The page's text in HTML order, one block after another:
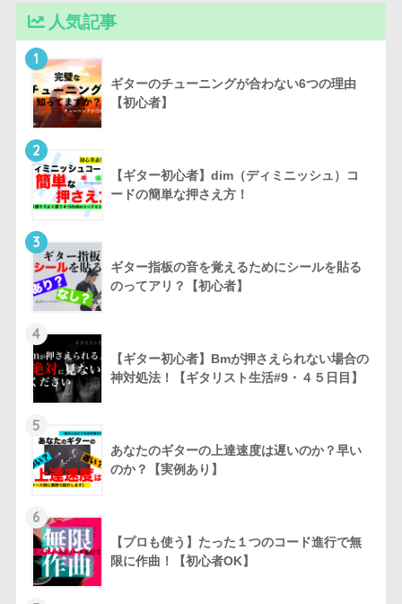
人気記事
1
ギターのチューニングが合わない6つの理由
【初心者】
2
【ギター初心者】dim（ディミニッシュ）コ
ードの簡単な押さえ方！
3
ギター指板の音を覚えるためにシールを貼る
のってアリ？【初心者】
4
【ギター初心者】Bmが押さえられない場合の
神対処法！【ギタリスト生活#9・４５日目】
5
あなたのギターの上達速度は遅いのか？早い
のか？【実例あり】
6
【プロも使う】たった１つのコード進行で無
限に作曲！【初心者OK】